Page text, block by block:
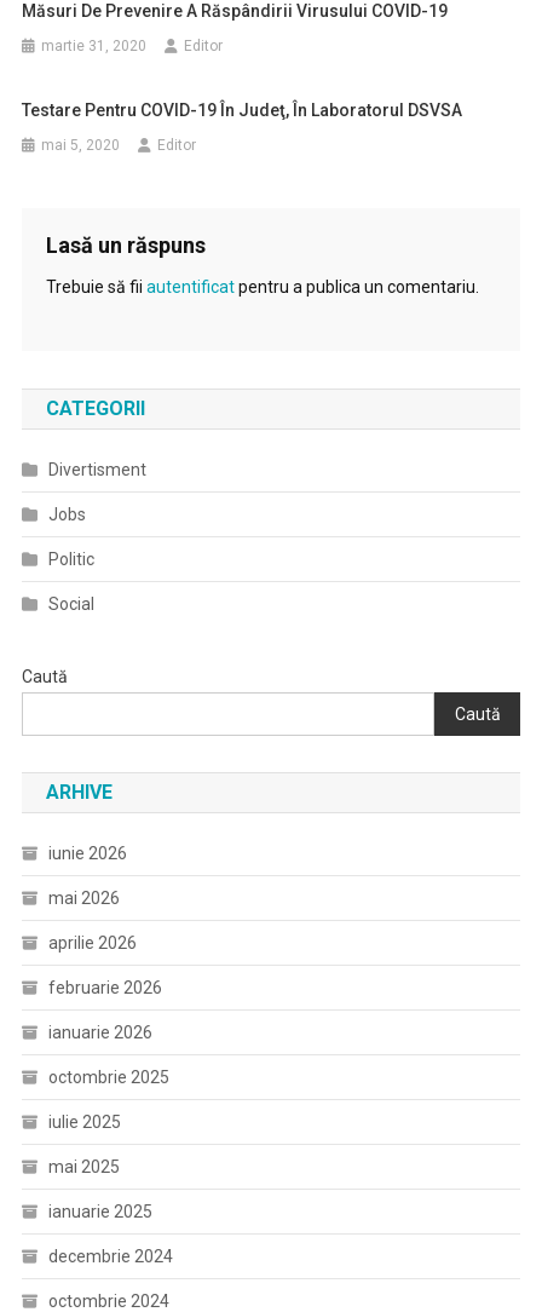
Măsuri De Prevenire A Răspândirii Virusului COVID-19
martie 31, 2020 Editor
Testare Pentru COVID-19 În Judeţ, În Laboratorul DSVSA
mai 5, 2020 Editor
Lasă un răspuns
Trebuie să fii autentificatpentru a publica un comentariu.
CATEGORII
Divertisment
Jobs
Politic
Social
Caută
Caută
ARHIVE
iunie 2026
mai 2026
aprilie 2026
februarie 2026
ianuarie 2026
octombrie 2025
iulie 2025
mai 2025
ianuarie 2025
decembrie 2024
octombrie 2024